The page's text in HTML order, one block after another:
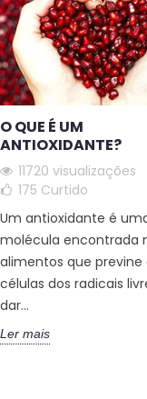
O QUE É UM
ANTIOXIDANTE?
11720 visualizações
175 Curtido
Um antioxidante é
molécula encontrada
alimentos que previne
células dos radicais
dar...
Ler mais